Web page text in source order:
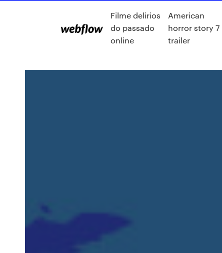
Filme delirios
do passado
online
American
horror story 7
trailer